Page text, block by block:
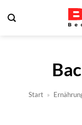
Inhalt
Start »